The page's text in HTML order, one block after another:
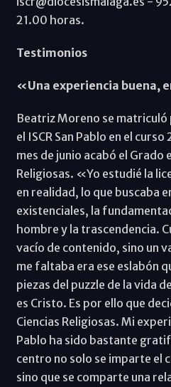
21.00 horas.
Testimonios
«Una experiencia
Beatriz Moreno se matriculó
el ISCR San Pablo en el
mes de junio acabó el Grado
Religiosas. «Yo estudié la
en realidad, lo que buscaba
existenciales, la
hombre y la trascendencia.
vacío de contenido, sino un
me faltaba era ese eslabón
piezas del puzzle de la vida
es Cristo. Es por ello que
Ciencias Religiosas. Mi
Pablo ha sido bastante
centro no solo se imparte el
sino que se comparte una